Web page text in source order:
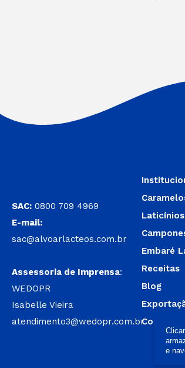
SAC: 0800 709 4969
E-mail:
sac@alvoarlacteos.com.br
Assessoria de Imprensa:
WEDOPR
Isabelle Vieira
atendimento3@wedopr.com.br
Embaré
Receitas
Blog
Contato
e